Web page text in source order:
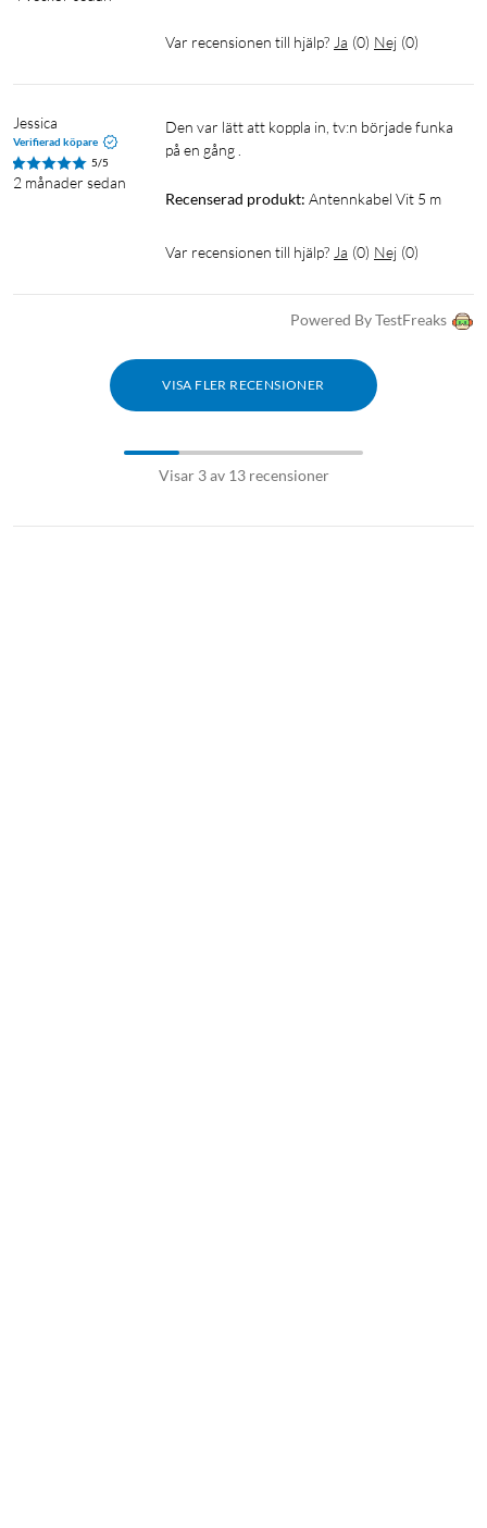
Var recensionen till hjälp? Ja (0) Nej (0)
Jessica
Verifierad köpare
5/5
2 månader sedan
Den var lätt att koppla in, tv:n började funka
på en gång .
Recenserad produkt: Antennkabel Vit 5 m
Var recensionen till hjälp? Ja (0) Nej (0)
Powered By TestFreaks
VISA FLER RECENSIONER
Visar 3 av 13 recensioner